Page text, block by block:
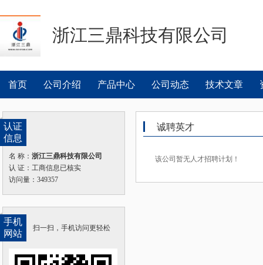
浙江三鼎科技有限公司
首页 公司介绍 产品中心 公司动态 技术文章
认证
信息
名 称： 浙江三鼎科技有限公司
认 证：工商信息已核实
访问量：349357
手机
网站
扫一扫，手机访问更轻松
诚聘英才
该公司暂无人才招聘计划！